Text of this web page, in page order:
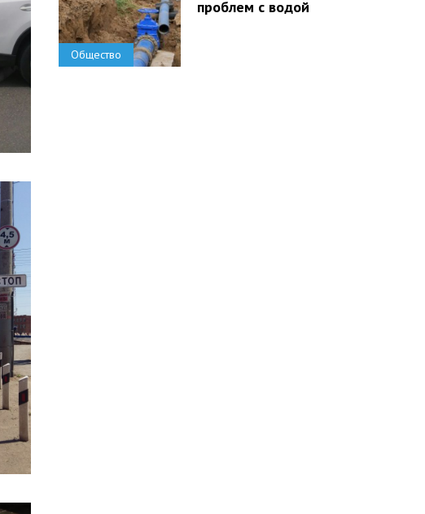
Общество
проблем с водой